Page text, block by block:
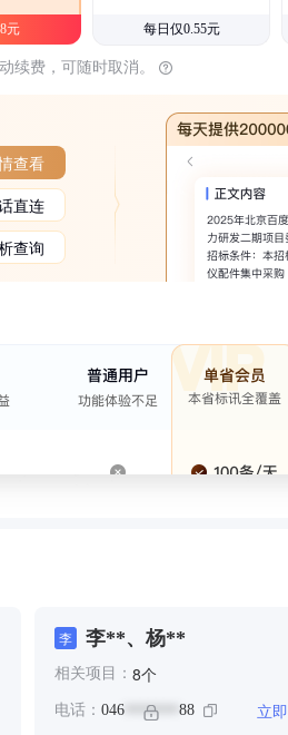
元 每日仅0.55元
续费，可随时取消。
查看
直连
查询
李 李**、杨**
相关项目： 8个
电话： 046******* 88 立